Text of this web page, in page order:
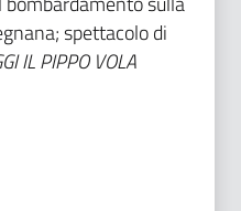
spettacolo di
IL PIPPO VOLA